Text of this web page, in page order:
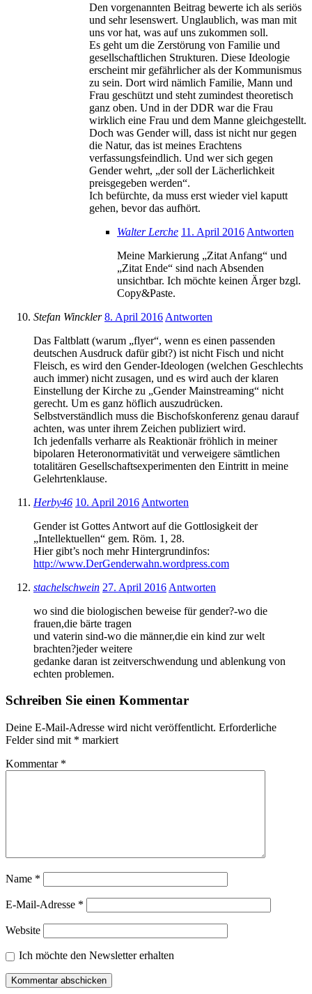
Den vorgenannten Beitrag bewerte ich als seriös
und sehr lesenswert. Unglaublich, was man mit
uns vor hat, was auf uns zukommen soll.
Es geht um die Zerstörung von Familie und
gesellschaftlichen Strukturen. Diese Ideologie
erscheint mir gefährlicher als der Kommunismus
zu sein. Dort wird nämlich Familie, Mann und
Frau geschützt und steht zumindest theoretisch
ganz oben. Und in der DDR war die Frau
wirklich eine Frau und dem Manne gleichgestellt.
Doch was Gender will, dass ist nicht nur gegen
die Natur, das ist meines Erachtens
verfassungsfeindlich. Und wer sich gegen
Gender wehrt, „der soll der Lächerlichkeit
preisgegeben werden“.
Ich befürchte, da muss erst wieder viel kaputt
gehen, bevor das aufhört.
Walter Lerche 11. April 2016 Antworten
Meine Markierung „Zitat Anfang“ und
„Zitat Ende“ sind nach Absenden
unsichtbar. Ich möchte keinen Ärger bzgl.
Copy&Paste.
Stefan Winckler 8. April 2016 Antworten
Das Faltblatt (warum „flyer“, wenn es einen passenden
deutschen Ausdruck dafür gibt?) ist nicht Fisch und nicht
Fleisch, es wird den Gender-Ideologen (welchen Geschlechts
auch immer) nicht zusagen, und es wird auch der klaren
Einstellung der Kirche zu „Gender Mainstreaming“ nicht
gerecht. Um es ganz höflich auszudrücken.
Selbstverständlich muss die Bischofskonferenz genau darauf
achten, was unter ihrem Zeichen publiziert wird.
Ich jedenfalls verharre als Reaktionär fröhlich in meiner
bipolaren Heteronormativität und verweigere sämtlichen
totalitären Gesellschaftsexperimenten den Eintritt in meine
Gelehrtenklause.
Herby46 10. April 2016 Antworten
Gender ist Gottes Antwort auf die Gottlosigkeit der
„Intellektuellen“ gem. Röm. 1, 28.
Hier gibt’s noch mehr Hintergrundinfos:
http://www.DerGenderwahn.wordpress.com
stachelschwein 27. April 2016 Antworten
wo sind die biologischen beweise für gender?-wo die
frauen,die bärte tragen
und vaterin sind-wo die männer,die ein kind zur welt
brachten?jeder weitere
gedanke daran ist zeitverschwendung und ablenkung von
echten problemen.
Schreiben Sie einen Kommentar
Deine E-Mail-Adresse wird nicht veröffentlicht. Erforderliche
Felder sind mit * markiert
Kommentar *
Name *
E-Mail-Adresse *
Website
Ich möchte den Newsletter erhalten